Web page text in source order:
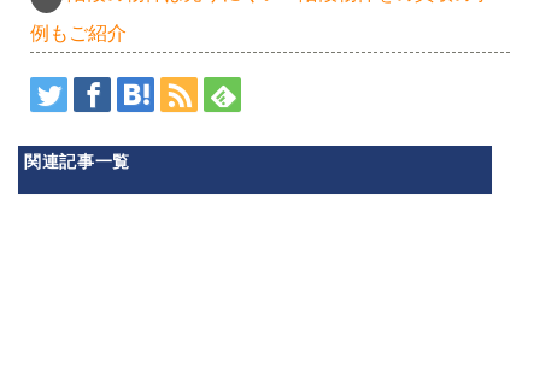
例もご紹介
関連記事一覧